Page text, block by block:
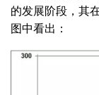
的发展阶段，其
图中看出：